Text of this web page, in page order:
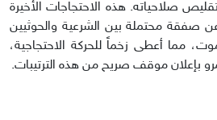
صلاحياته. هذه الاحتجاجات الأخيرة
صفقة محتملة بين الشرعية والحوثيين
مما أعطى زخماً للحركة الاحتجاجية،
بإعلان موقف صريح من هذه الترتيبات.